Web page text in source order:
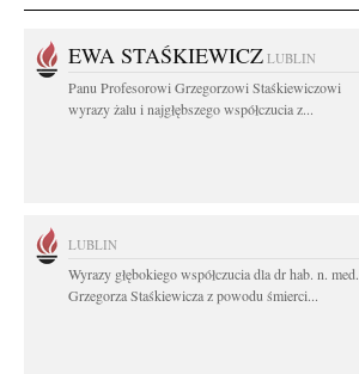
EWA STAŚKIEWICZ LUBLIN
Panu Profesorowi Grzegorzowi Staśkiewiczowi
wyrazy żalu i najgłębszego współczucia z...
LUBLIN
Wyrazy głębokiego współczucia dla dr hab. n. med.
Grzegorza Staśkiewicza z powodu śmierci...